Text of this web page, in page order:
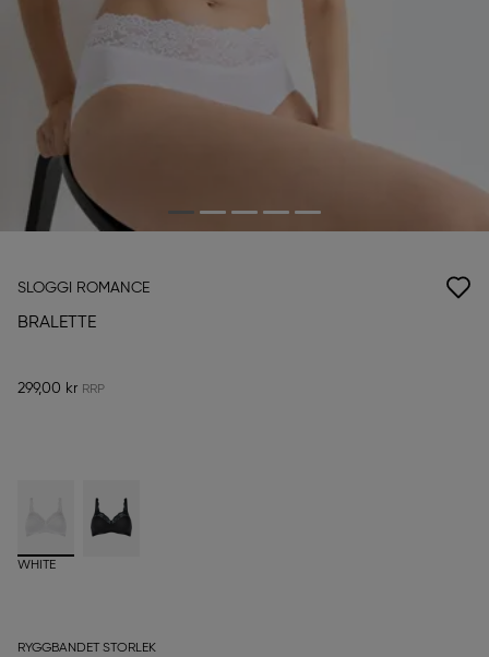
SLOGGI ROMANCE
BRALETTE
299,00 kr
WHITE
RYGGBANDET STORLEK